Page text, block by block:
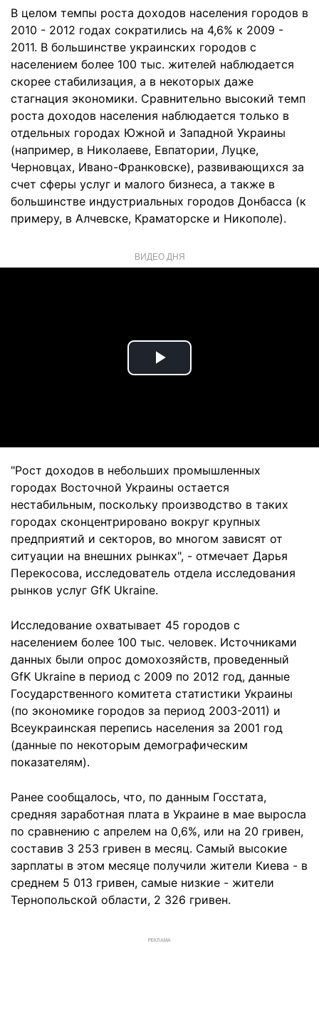
В целом темпы роста доходов населения городов в
2010 - 2012 годах сократились на 4,6% к 2009 -
2011. В большинстве украинских городов с
населением более 100 тыс. жителей наблюдается
скорее стабилизация, а в некоторых даже
стагнация экономики. Сравнительно высокий темп
роста доходов населения наблюдается только в
отдельных городах Южной и Западной Украины
(например, в Николаеве, Евпатории, Луцке,
Черновцах, Ивано-Франковске), развивающихся за
счет сферы услуг и малого бизнеса, а также в
большинстве индустриальных городов Донбасса (к
примеру, в Алчевске, Краматорске и Никополе).
ВИДЕО ДНЯ
Play
"Рост доходов в небольших промышленных
городах Восточной Украины остается
нестабильным, поскольку производство в таких
городах сконцентрировано вокруг крупных
предприятий и секторов, во многом зависят от
ситуации на внешних рынках", - отмечает Дарья
Перекосова, исследователь отдела исследования
рынков услуг GfK Ukraine.
Исследование охватывает 45 городов с
населением более 100 тыс. человек. Источниками
данных были опрос домохозяйств, проведенный
GfK Ukraine в период с 2009 по 2012 год, данные
Государственного комитета статистики Украины
(по экономике городов за период 2003-2011) и
Всеукраинская перепись населения за 2001 год
(данные по некоторым демографическим
показателям).
Ранее сообщалось, что, по данным Госстата,
средняя заработная плата в Украине в мае выросла
по сравнению с апрелем на 0,6%, или на 20 гривен,
составив 3 253 гривен в месяц. Самый высокие
зарплаты в этом месяце получили жители Киева - в
среднем 5 013 гривен, самые низкие - жители
Тернопольской области, 2 326 гривен.
РЕКЛАМА